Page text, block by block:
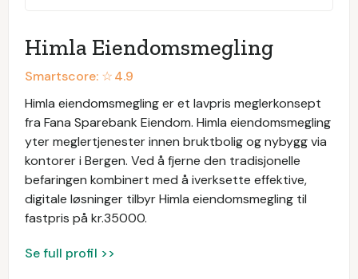
Himla Eiendomsmegling
Smartscore: ☆4.9
Himla eiendomsmegling er et lavpris meglerkonsept
fra Fana Sparebank Eiendom. Himla eiendomsmegling
yter meglertjenester innen bruktbolig og nybygg via
kontorer i Bergen. Ved å fjerne den tradisjonelle
befaringen kombinert med å iverksette effektive,
digitale løsninger tilbyr Himla eiendomsmegling til
fastpris på kr.35000.
Se full profil >>